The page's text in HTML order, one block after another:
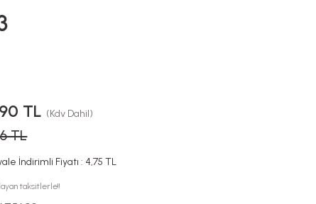
TL (Kdv Dahil)
TL
İndirimli Fiyatı : 4,75 TL
taksitlerle!!